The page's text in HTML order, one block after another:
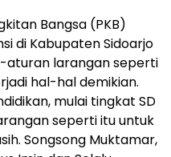
Bangsa (PKB)
di Kabupaten Sidoarjo
aturan larangan seperti
hal-hal demikian.
mulai tingkat SD
seperti itu untuk
Songsong Muktamar,